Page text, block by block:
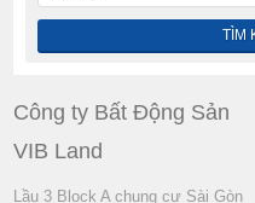
Công ty Bất Động Sản
VIB Land
Lầu 3 Block A chung cư Sài Gòn